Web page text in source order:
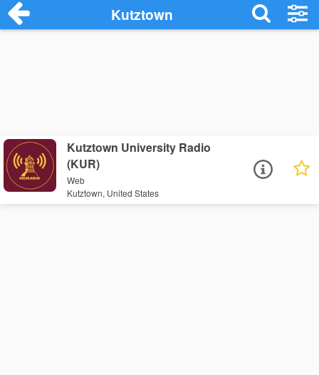
Kutztown
Kutztown University Radio
(KUR)
Web
Kutztown, United States